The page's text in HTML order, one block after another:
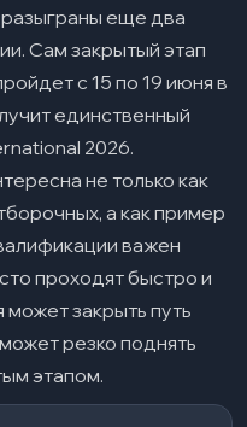
разыграны еще два
Сам закрытый этап
с 15 по 19 июня в
единственный
2026.
не только как
а как пример
важен
проходят быстро и
закрыть путь
резко поднять
этапом.